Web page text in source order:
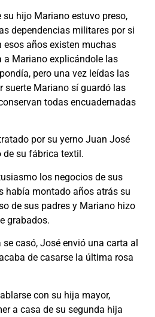
su hijo Mariano estuvo preso,
dependencias militares por si
esos años existen muchas
a Mariano explicándole las
pero una vez leídas las
suerte Mariano sí guardó las
todas encuadernadas
por su yerno Juan José
de su fábrica textil.
los negocios de sus
había montado años atrás su
de sus padres y Mariano hizo
grabados.
casó, José envió una carta al
de casarse la última rosa
con su hija mayor,
a casa de su segunda hija